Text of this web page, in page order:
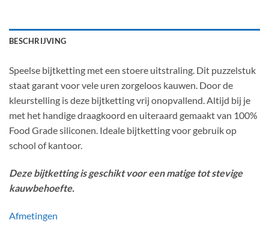
BESCHRIJVING
Speelse bijtketting met een stoere uitstraling. Dit puzzelstuk
staat garant voor vele uren zorgeloos kauwen. Door de
kleurstelling is deze bijtketting vrij onopvallend. Altijd bij je
met het handige draagkoord en uiteraard gemaakt van 100%
Food Grade siliconen. Ideale bijtketting voor gebruik op
school of kantoor.
Deze bijtketting is geschikt voor een matige tot stevige
kauwbehoefte.
Afmetingen